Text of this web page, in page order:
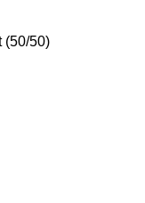
(50/50)